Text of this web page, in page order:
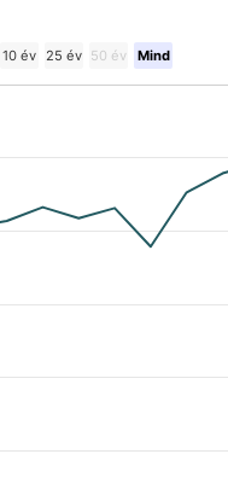
10 év 25 év 50 év Mind